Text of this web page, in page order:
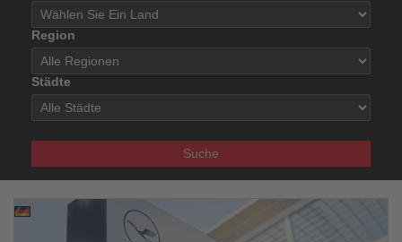
Region
Städte
Suche